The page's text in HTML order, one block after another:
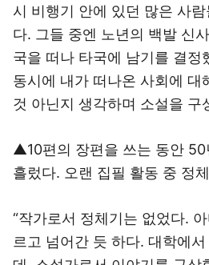
시 비행기 안에 있던 많은 사
다. 그들 중엔 노년의 백발 신
국을 떠나 타국에 남기를 결정
동시에 내가 떠나온 사회에 대
것 아닌지 생각하며 소설을 구
▲10편의 장편을 쓰는 동안 50
흘렀다. 오랜 집필 활동 중 정
“작가로서 정체기는 없었다.
르고 넘어간 듯 하다. 대학에